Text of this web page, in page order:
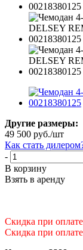
Другие размеры:
49 500 руб./шт
Как стать
-
В корзину
Взять в аренду
Скидка при
Скидка при